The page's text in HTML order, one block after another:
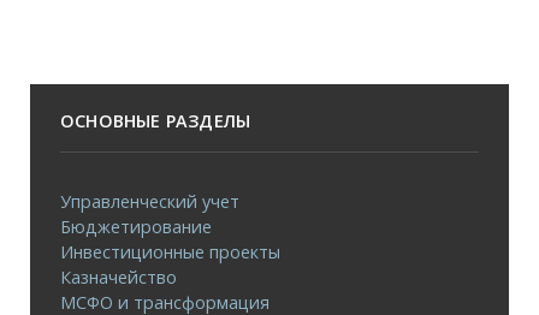
ОСНОВНЫЕ РАЗДЕЛЫ
Управленческий учет
Бюджетирование
Инвестиционные проекты
Казначейство
МСФО и трансформация